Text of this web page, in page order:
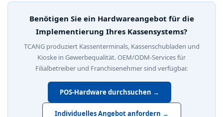
Benötigen Sie ein Hardwareangebot für die
Implementierung Ihres Kassensystems?
TCANG produziert Kassenterminals, Kassenschubladen und
Kioske in Gewerbequalität. OEM/ODM-Services für
Filialbetreiber und Franchisenehmer sind verfügbar.
POS-Hardware durchsuchen →
Individuelles Angebot anfordern →